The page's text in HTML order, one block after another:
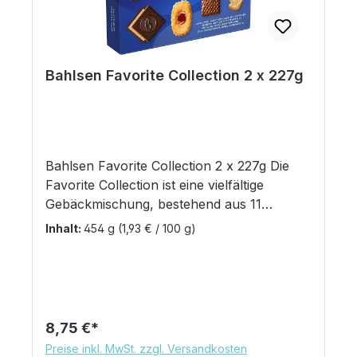
Bahlsen Favorite Collection 2 x 227g
Bahlsen Favorite Collection 2 x 227g Die
Favorite Collection ist eine vielfältige
Gebäckmischung, bestehend aus 11
verschiedenen Bahlsen Variationen. Die
hauchdünne Schichten unter
karamellisiertem Zucker Deloba - Ein Herz
Inhalt: 454 g (1,93 € / 100 g)
Regulärer Preis:
8,75 €
Preise inkl. MwSt. zzgl. Versandkosten